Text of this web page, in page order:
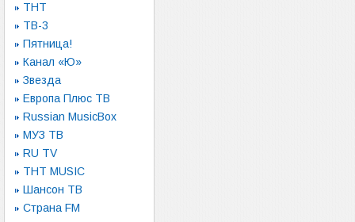
ТНТ
ТВ-3
Пятница!
Канал «Ю»
Звезда
Европа Плюс ТВ
Russian MusicBox
МУЗ ТВ
RU TV
ТНТ MUSIC
Шансон ТВ
Страна FM